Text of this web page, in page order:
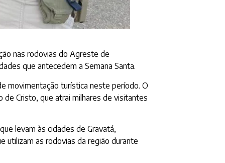
nas rodovias do Agreste de
que antecedem a Semana Santa.
movimentação turística neste período. O
Cristo, que atrai milhares de visitantes
levam às cidades de Gravatá,
utilizam as rodovias da região durante